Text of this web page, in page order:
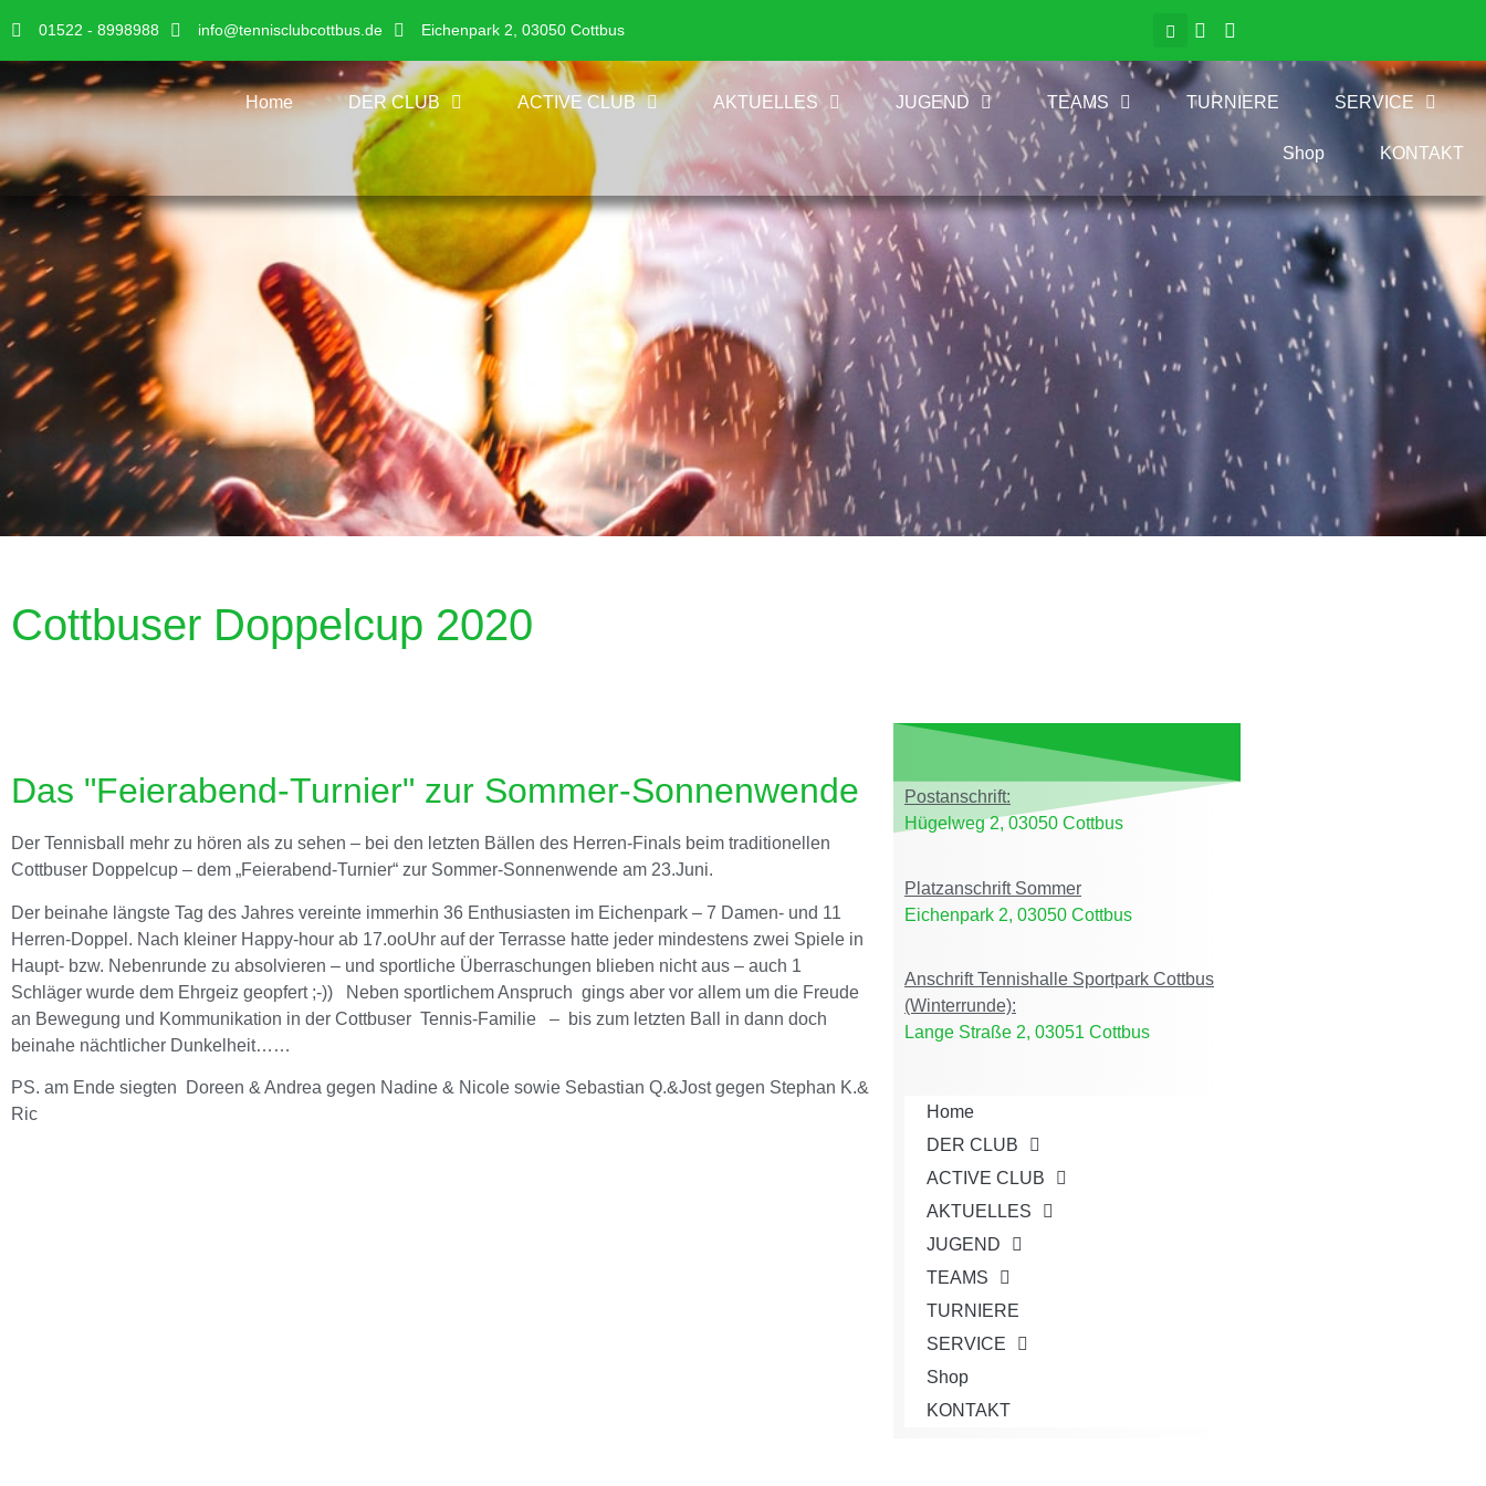
01522 - 8998988 info@tennisclubcottbus.de Eichenpark 2, 03050 Cottbus
Home DER CLUB ACTIVE CLUB AKTUELLES JUGEND TEAMS TURNIERE SERVICE
Shop KONTAKT
Cottbuser Doppelcup 2020
Das "Feierabend-Turnier" zur Sommer-Sonnenwende
Der Tennisball mehr zu hören als zu sehen – bei den letzten Bällen des Herren-Finals beim traditionellen
Cottbuser Doppelcup – dem „Feierabend-Turnier“ zur Sommer-Sonnenwende am 23.Juni.
Der beinahe längste Tag des Jahres vereinte immerhin 36 Enthusiasten im Eichenpark – 7 Damen- und 11
Herren-Doppel. Nach kleiner Happy-hour ab 17.ooUhr auf der Terrasse hatte jeder mindestens zwei Spiele in
Haupt- bzw. Nebenrunde zu absolvieren – und sportliche Überraschungen blieben nicht aus – auch 1
Schläger wurde dem Ehrgeiz geopfert ;-)) Neben sportlichem Anspruch gings aber vor allem um die Freude
an Bewegung und Kommunikation in der Cottbuser Tennis-Familie – bis zum letzten Ball in dann doch
beinahe nächtlicher Dunkelheit……
PS. am Ende siegten Doreen & Andrea gegen Nadine & Nicole sowie Sebastian Q.&Jost gegen Stephan K.&
Ric
Postanschrift:
Hügelweg 2, 03050 Cottbus
Platzanschrift Sommer
Eichenpark 2, 03050 Cottbus
Anschrift Tennishalle Sportpark Cottbus
(Winterrunde):
Lange Straße 2, 03051 Cottbus
Home
DER CLUB
ACTIVE CLUB
AKTUELLES
JUGEND
TEAMS
TURNIERE
SERVICE
Shop
KONTAKT